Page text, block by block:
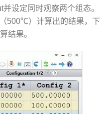
设定同时观察两个组态。
500℃）计算出的结果，下
结果。